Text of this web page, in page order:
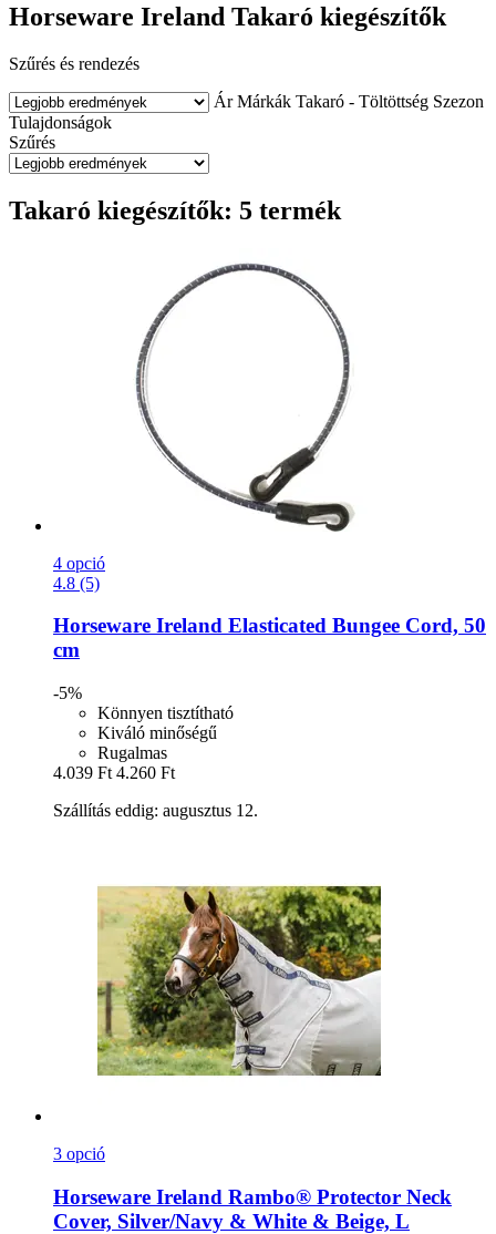
Horseware Ireland Takaró kiegészítők
Szűrés és rendezés
Ár Márkák Takaró - Töltöttség Szezon
Tulajdonságok
Szűrés
Takaró kiegészítők: 5 termék
4 opció
4.8 (5)
Horseware Ireland Elasticated Bungee Cord, 50
cm
-5%
Könnyen tisztítható
Kiváló minőségű
Rugalmas
4.039 Ft 4.260 Ft
Szállítás eddig: augusztus 12.
3 opció
Horseware Ireland Rambo® Protector Neck
Cover, Silver/Navy & White & Beige, L